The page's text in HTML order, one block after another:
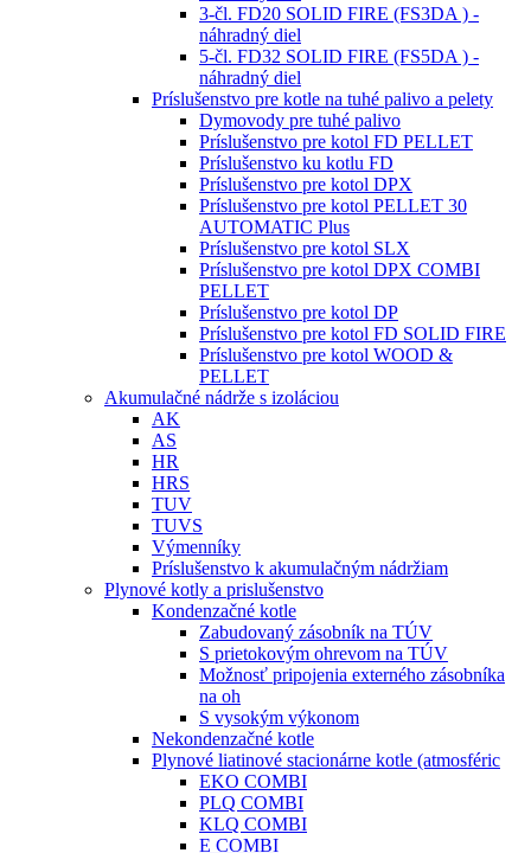
3-čl. FD20 SOLID FIRE (FS3DA ) -
náhradný diel
5-čl. FD32 SOLID FIRE (FS5DA ) -
náhradný diel
Príslušenstvo pre kotle na tuhé palivo a pelety
Dymovody pre tuhé palivo
Príslušenstvo pre kotol FD PELLET
Príslušenstvo ku kotlu FD
Príslušenstvo pre kotol DPX
Príslušenstvo pre kotol PELLET 30
AUTOMATIC Plus
Príslušenstvo pre kotol SLX
Príslušenstvo pre kotol DPX COMBI
PELLET
Príslušenstvo pre kotol DP
Príslušenstvo pre kotol FD SOLID FIRE
Príslušenstvo pre kotol WOOD &
PELLET
Akumulačné nádrže s izoláciou
AK
AS
HR
HRS
TUV
TUVS
Výmenníky
Príslušenstvo k akumulačným nádržiam
Plynové kotly a prislušenstvo
Kondenzačné kotle
Zabudovaný zásobník na TÚV
S prietokovým ohrevom na TÚV
Možnosť pripojenia externého zásobníka
na oh
S vysokým výkonom
Nekondenzačné kotle
Plynové liatinové stacionárne kotle (atmosféric
EKO COMBI
PLQ COMBI
KLQ COMBI
E COMBI